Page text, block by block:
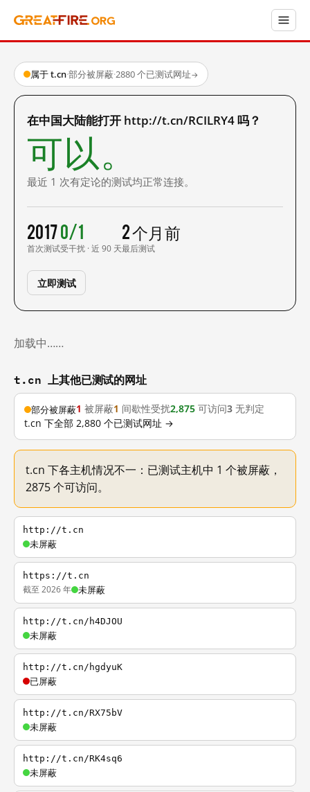
属于 t.cn·部分被屏蔽·2880 个已测试网址→
在中国大陆能打开 http://t.cn/RCILRY4 吗？
可以。
最近 1 次有定论的测试均正常连接。
2017
首次测试
0/1
受干扰 · 近 90 天
2 个月前
最后测试
立即测试
加载中……
t.cn 上其他已测试的网址
部分被屏蔽1 被屏蔽1 间歇性受扰2,875 可访问3 无判定
t.cn 下全部 2,880 个已测试网址 →
t.cn 下各主机情况不一：已测试主机中 1 个被屏蔽，
2875 个可访问。
http://t.cn
未屏蔽
https://t.cn
截至 2026 年 未屏蔽
http://t.cn/h4DJOU
未屏蔽
http://t.cn/hgdyuK
已屏蔽
http://t.cn/RX75bV
未屏蔽
http://t.cn/RK4sq6
未屏蔽